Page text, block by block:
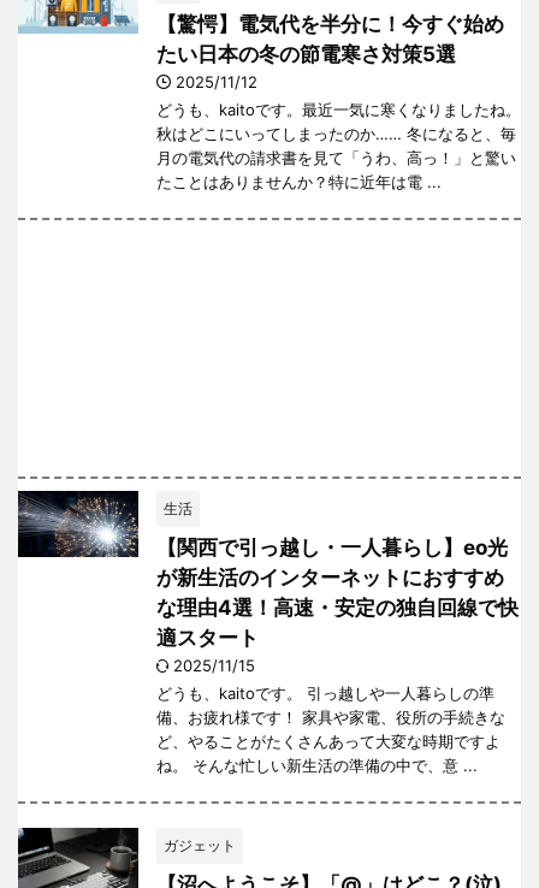
【驚愕】電気代を半分に！今すぐ始め
たい日本の冬の節電寒さ対策5選
2025/11/12
どうも、kaitoです。最近一気に寒くなりましたね。
秋はどこにいってしまったのか…… 冬になると、毎
月の電気代の請求書を見て「うわ、高っ！」と驚い
たことはありませんか？特に近年は電 ...
生活
【関西で引っ越し・一人暮らし】eo光
が新生活のインターネットにおすすめ
な理由4選！高速・安定の独自回線で快
適スタート
2025/11/15
どうも、kaitoです。 引っ越しや一人暮らしの準
備、お疲れ様です！ 家具や家電、役所の手続きな
ど、やることがたくさんあって大変な時期ですよ
ね。 そんな忙しい新生活の準備の中で、意 ...
ガジェット